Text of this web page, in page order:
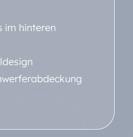
im hinteren